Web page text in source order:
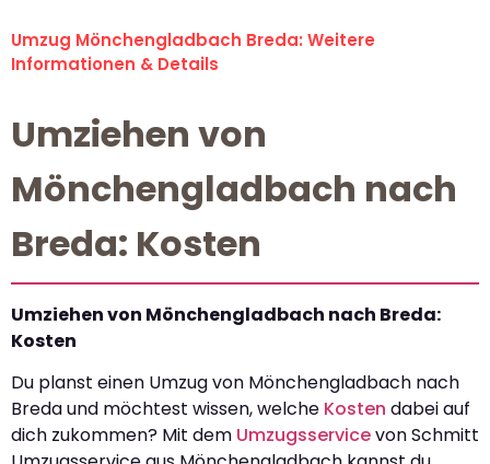
Umzug Mönchengladbach Breda: Weitere
Informationen & Details
Umziehen von
Mönchengladbach nach
Breda: Kosten
Umziehen von Mönchengladbach nach Breda:
Kosten
Du planst einen Umzug von Mönchengladbach nach
Breda und möchtest wissen, welche Kosten dabei auf
dich zukommen? Mit dem Umzugsservicevon Schmitt